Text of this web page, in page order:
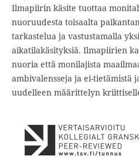
Ilmapiirin käsite tuottaa
nuoruudesta toisaalta
tarkastelua ja vastustamalla
aikatilakäsityksiä. Ilmapiirien
nuoria että monilajista
ambivalensseja ja ei-tietämistä
uudelleen määrittelyn